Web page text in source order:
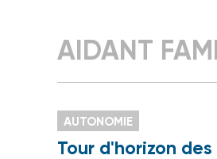
AIDANT
AUTONOMIE
Tour d'horizon